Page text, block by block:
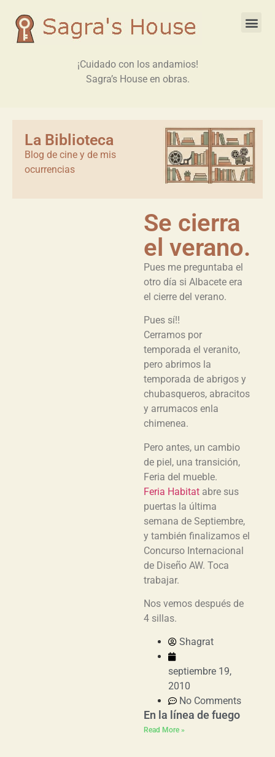
¡Cuidado con los andamios!
Sagra’s House en obras.
La Biblioteca
Blog de cine y de mis
ocurrencias
Se cierra
el verano.
Pues me preguntaba el
otro día si Albacete era
el cierre del verano.
Pues sí!!
Cerramos por
temporada el veranito,
pero abrimos la
temporada de abrigos y
chubasqueros, abracitos
y arrumacos enla
chimenea.
Pero antes, un cambio
de piel, una transición,
Feria del mueble.
Feria Habitat abre sus
puertas la última
semana de Septiembre,
y también finalizamos el
Concurso Internacional
de Diseño AW. Toca
trabajar.
Nos vemos después de
4 sillas.
Shagrat
septiembre 19,
2010
No Comments
En la línea de fuego
Read More »